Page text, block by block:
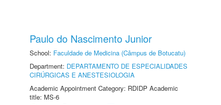
Paulo do Nascimento Junior
School: Faculdade de Medicina (Câmpus de Botucatu)
Department: DEPARTAMENTO DE ESPECIALIDADES
CIRÚRGICAS E ANESTESIOLOGIA
Academic Appointment Category: RDIDP Academic
title: MS-6